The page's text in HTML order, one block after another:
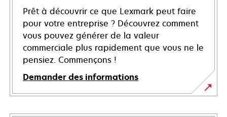
Prêt à découvrir ce que Lexmark peut faire
pour votre entreprise ? Découvrez comment
vous pouvez générer de la valeur
commerciale plus rapidement que vous ne le
pensiez. Commençons !
Demander des informations